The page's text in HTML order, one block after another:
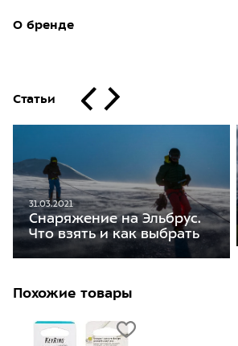
О бренде
Статьи
31.03.2021
Снаряжение на Эльбрус.
Что взять и как выбрать
Похожие товары